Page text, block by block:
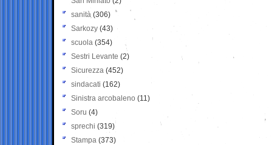
sanità (306)
Sarkozy (43)
scuola (354)
Sestri Levante (2)
Sicurezza (452)
sindacati (162)
Sinistra arcobaleno (11)
Soru (4)
sprechi (319)
Stampa (373)